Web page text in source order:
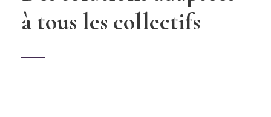
à tous les collectifs